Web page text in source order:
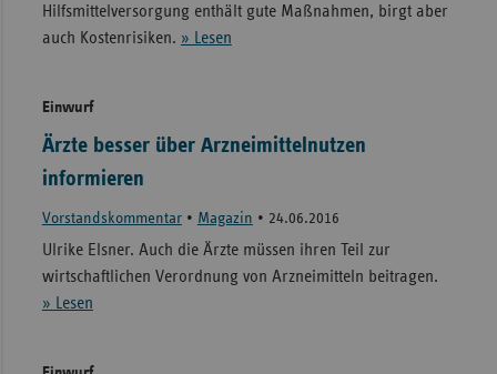
Hilfsmittelversorgung enthält gute Maßnahmen, birgt aber
auch Kostenrisiken. » Lesen
Einwurf
Ärzte besser über Arzneimittelnutzen
informieren
Vorstandskommentar• Magazin • 24.06.2016
Ulrike Elsner. Auch die Ärzte müssen ihren Teil zur
wirtschaftlichen Verordnung von Arzneimitteln beitragen.
» Lesen